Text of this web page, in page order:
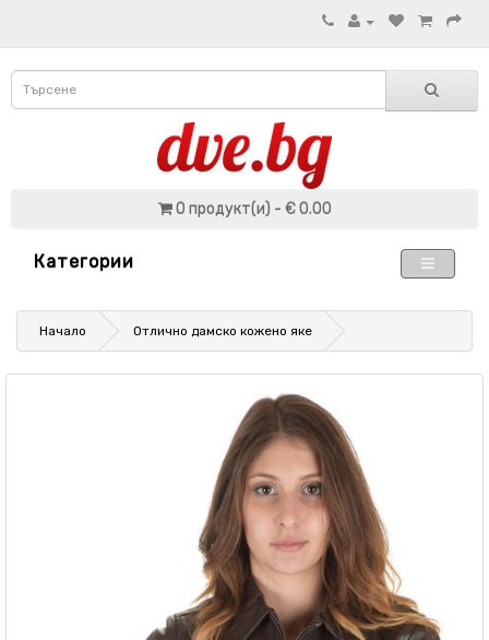
0 продукт(и) - € 0.00
Категории
Начало Отлично дамско кожено яке